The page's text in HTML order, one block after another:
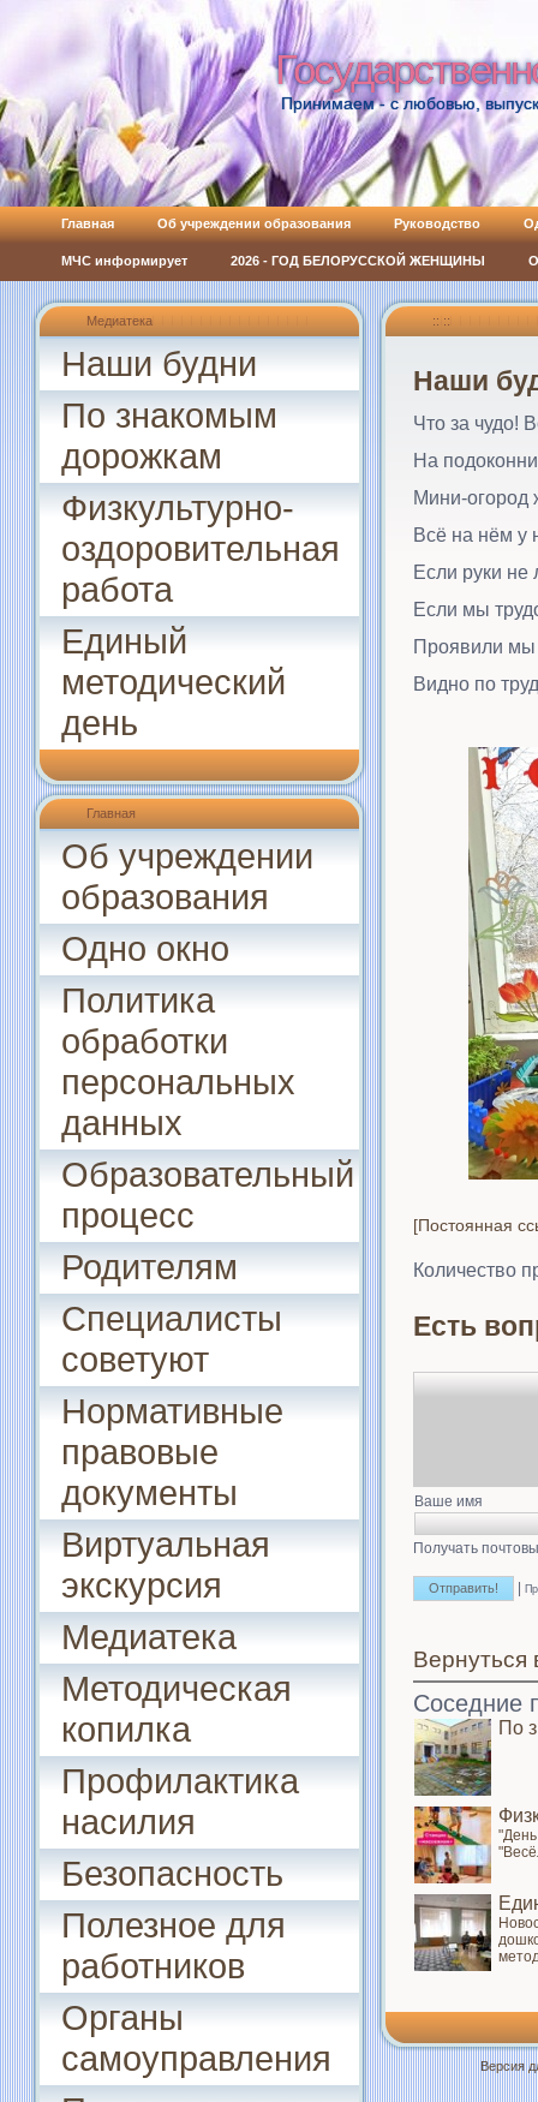
Принимаем - с любовью,
Главная Об учреждении образования Руководство
МЧС информирует 2026 - ГОД БЕЛОРУССКОЙ ЖЕНЩИНЫ
Медиатека
Наши будни
По знакомым
дорожкам
Физкультурно-
оздоровительная
работа
Единый
методический
день
Главная
Об учреждении
образования
Одно окно
Политика
обработки
персональных
данных
Образовательный
процесс
Родителям
Специалисты
советуют
Нормативные
правовые
документы
Виртуальная
экскурсия
Медиатека
Методическая
копилка
Профилактика
насилия
Безопасность
Полезное для
работников
Органы
самоуправления
:: ::
Наши
Что за чудо!
На
Мини-огород
Всё на нём у
Если руки не
Если мы
Проявили мы
Видно по
[Постоянная
Количество
Есть
Ваше имя
Получать
|
Вернуться
Соседние
По
Версия